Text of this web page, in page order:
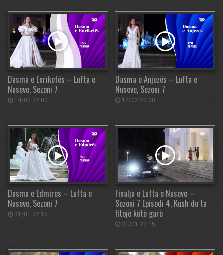
Dasma e Enriketës – Lufta e
Nuseve, Sezoni 7
14/02 22:00
Dasma e Anjezës – Lufta e
Nuseve, Sezoni 7
14/02 22:00
Dasma e Edmirës – Lufta e
Nuseve, Sezoni 7
31/01 22:15
Finalja e Lufta e Nuseve –
Sezoni 7 Episodi 4, Kush do ta
fitojë këtë garë
31/01 22:15